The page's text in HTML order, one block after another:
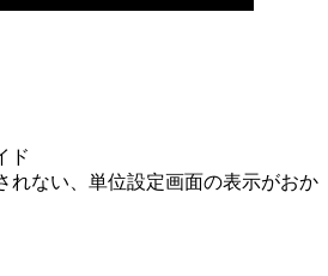
ド
れない、単位設定画面の表示がおか